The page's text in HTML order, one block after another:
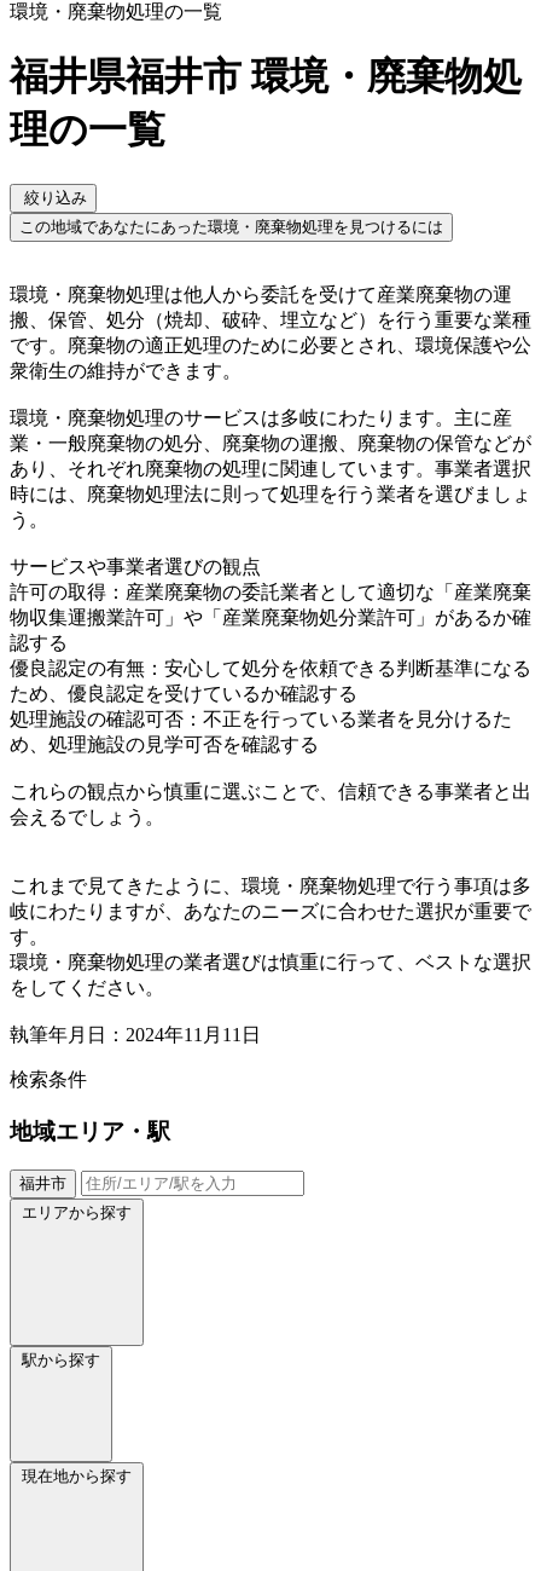
環境・廃棄物処理の一覧
福井県福井市 環境・廃棄物処
理の一覧
絞り込み
この地域であなたにあった環境・廃棄物処理を見つけるには
環境・廃棄物処理は他人から委託を受けて産業廃棄物の運
搬、保管、処分（焼却、破砕、埋立など）を行う重要な業種
です。廃棄物の適正処理のために必要とされ、環境保護や公
衆衛生の維持ができます。
環境・廃棄物処理のサービスは多岐にわたります。主に産
業・一般廃棄物の処分、廃棄物の運搬、廃棄物の保管などが
あり、それぞれ廃棄物の処理に関連しています。事業者選択
時には、廃棄物処理法に則って処理を行う業者を選びましょ
う。
サービスや事業者選びの観点
許可の取得：産業廃棄物の委託業者として適切な「産業廃棄
物収集運搬業許可」や「産業廃棄物処分業許可」があるか確
認する
優良認定の有無：安心して処分を依頼できる判断基準になる
ため、優良認定を受けているか確認する
処理施設の確認可否：不正を行っている業者を見分けるた
め、処理施設の見学可否を確認する
これらの観点から慎重に選ぶことで、信頼できる事業者と出
会えるでしょう。
これまで見てきたように、環境・廃棄物処理で行う事項は多
岐にわたりますが、あなたのニーズに合わせた選択が重要で
す。
環境・廃棄物処理の業者選びは慎重に行って、ベストな選択
をしてください。
執筆年月日：2024年11月11日
検索条件
地域エリア・駅
福井市
エリアから探す
駅から探す
現在地から探す